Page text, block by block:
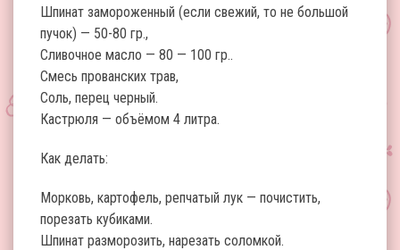
Шпинат замороженный (если свежий, то не большой
пучок) — 50-80 гр.,
Сливочное масло — 80 — 100 гр..
Смесь прованских трав,
Соль, перец черный.
Кастрюля — объёмом 4 литра.
Как делать:
Морковь, картофель, репчатый лук — почистить,
порезать кубиками.
Шпинат разморозить, нарезать соломкой.